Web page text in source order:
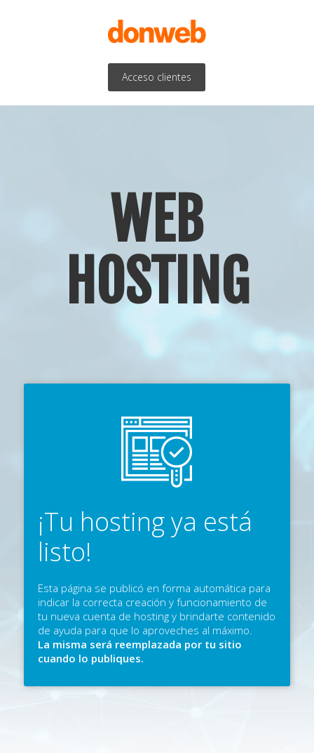
Acceso clientes
WEB
HOSTING
¡Tu hosting ya está
listo!
Esta página se publicó en forma automática para
indicar la correcta creación y funcionamiento de
tu nueva cuenta de hosting y brindarte contenido
de ayuda para que lo aproveches al máximo.
La misma será reemplazada por tu sitio
cuando lo publiques.